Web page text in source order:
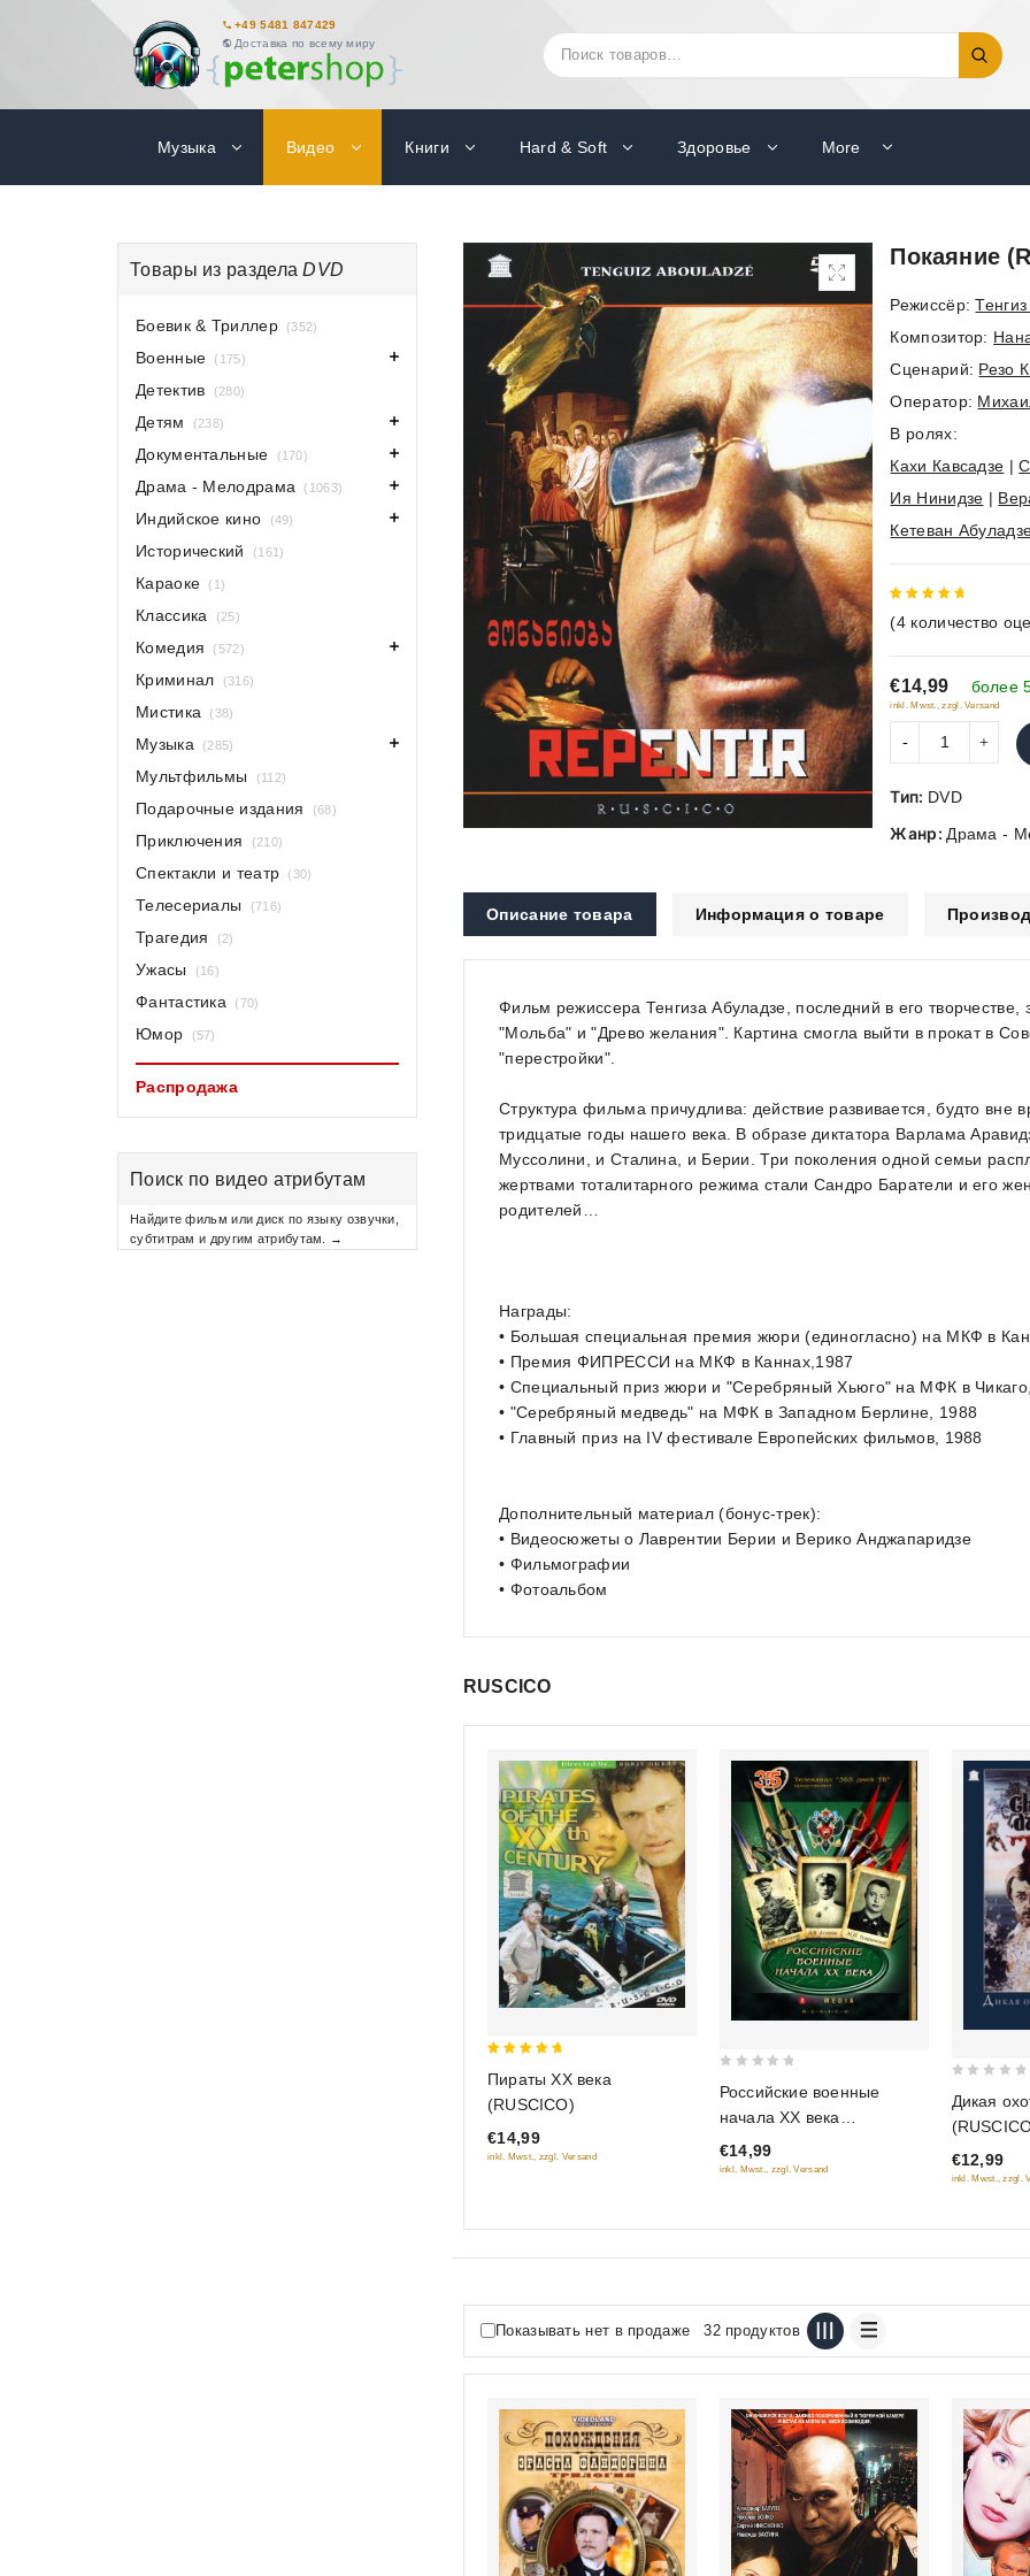
+49 5481 847429
Доставка по всему миру
Искать:
Музыка Видео Книги Hard & Soft Здоровье More
Покаяние
Режиссёр:
Композитор:
Cценарий: Резо
Оператор:
В ролях:
Кахи Кавсадзе |
Ия Нинидзе |
Кетеван
5
(4 количество
€14,99 более
inkl. Mwst., zzgl. Versand
Тип: DVD
Жанр: Драма -
Описание товара Информация о товаре
Фильм режиссера Тенгиза Абуладзе, последний в его
"Мольба" и "Древо желания". Картина смогла выйти в прокат в
"перестройки".
Структура фильма причудлива: действие развивается, будто вне
тридцатые годы нашего века. В образе диктатора Варлама
Муссолини, и Сталина, и Берии. Три поколения одной семьи
жертвами тоталитарного режима стали Сандро Баратели и его
родителей…
Награды:
• Большая специальная премия жюри (единогласно) на МКФ в
• Премия ФИПРЕССИ на МКФ в Каннах,1987
• Специальный приз жюри и "Серебряный Хьюго" на МФК в
• "Серебряный медведь" на МФК в Западном Берлине, 1988
• Главный приз на IV фестивале Европейских фильмов, 1988
Дополнительный материал (бонус-трек):
• Видеосюжеты о Лаврентии Берии и Верико Анджапаридзе
• Фильмографии
• Фотоальбом
RUSCICO
out of 5
Пираты XX века
(RUSCICO)
€14,99
inkl. Mwst., zzgl. Versand
of
5
Российские военные
начала XX века
(RUSCICO)
€14,99
inkl. Mwst., zzgl. Versand
out
of
5
Дикая
€12,99
inkl. Mwst., zzgl.
Показывать нет в продаже 32 продуктов
Товары из разделаDVD
Боевик & Триллер (352)
Военные (175)
Детектив (280)
Детям (238)
Документальные (170)
Драма - Мелодрама (1063)
Индийское кино (49)
Исторический (161)
Караоке (1)
Классика (25)
Комедия (572)
Криминал (316)
Мистика (38)
Музыка (285)
Мультфильмы (112)
Подарочные издания (68)
Приключения (210)
Спектакли и театр (30)
Телесериалы (716)
Трагедия (2)
Ужасы (16)
Фантастика (70)
Юмор (57)
Распродажа
Поиск по видео атрибутам
Найдите фильм или диск по языку озвучки,
субтитрам и другим атрибутам. →